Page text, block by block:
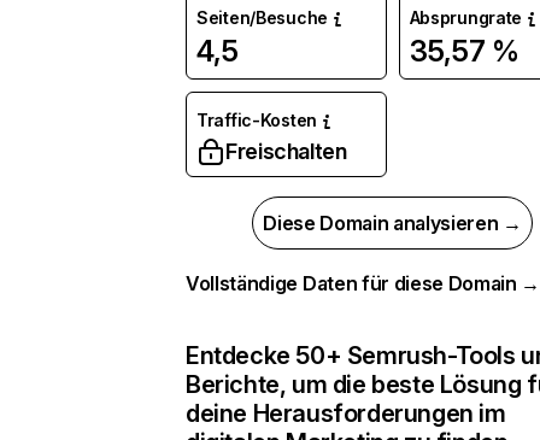
Seiten/Besuche
4,5
Absprungrate
35,57 %
Traffic-Kosten
Freischalten
Diese Domain analysieren →
Vollständige Daten für diese Domain →
Entdecke 50+ Semrush-Tools
Berichte, um die beste Lösung
deine Herausforderungen im